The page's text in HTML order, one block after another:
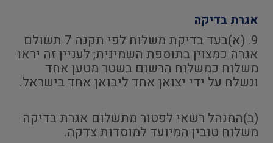
אגרת בדיקה
9. (א)בעד בדיקת משלוח לפי תקנה 7 תשולם
אגרה כמצוין בתוספת השמינית; לעניין זה יראו
משלוח כמשלוח הרשום בשטר מטען אחד
ונשלח על ידי יצואן אחד ליבואן אחד בישראל.
(ב)המנהל רשאי לפטור מתשלום אגרת בדיקה
משלוח טובין המיועד למוסדות צדקה.